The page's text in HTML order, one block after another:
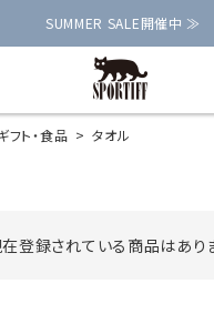
SUMMER SALE開催中 ≫
フト・食品 タオル
登録されている商品はあり